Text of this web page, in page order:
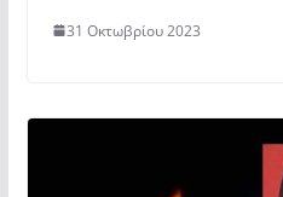
31 Οκτωβρίου 2023